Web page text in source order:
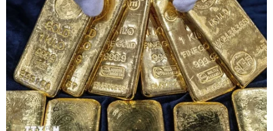
#Thái Lan #Yingluck Shinawatra
#Trợ giá gạo